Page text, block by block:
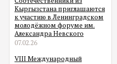
Кыргызстана приглашаются
к участию в Ленинградском
молодёжном форуме им.
Александра Невского
07.02.26
VIII Международный